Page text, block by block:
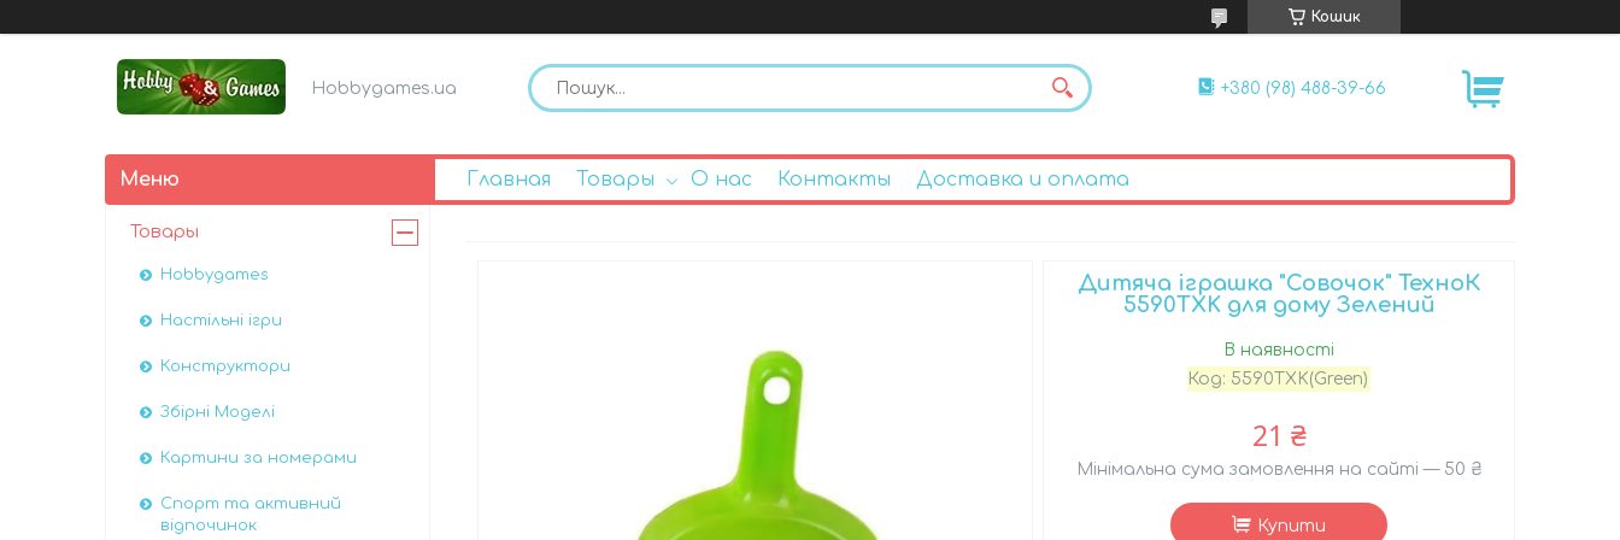
Кошик
Hobbygames.ua +380 (98) 488-39-66
Главная Товары О нас Контакты Доставка и оплата
Дитяча іграшка "Совочок" ТехноК
5590TXK для дому Зелений
В наявності
Код: 5590TXK(Green)
21 ₴
Мінімальна сума замовлення на сайті — 50 ₴
Купити
Товары
Hobbygames
Настільні ігри
Конструктори
Збірні Моделі
Картини за номерами
Спорт та активний
відпочинок